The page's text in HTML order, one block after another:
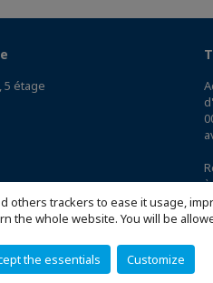
others trackers to ease it usage,
the whole website. You will be
the essentials Customize
5 étage